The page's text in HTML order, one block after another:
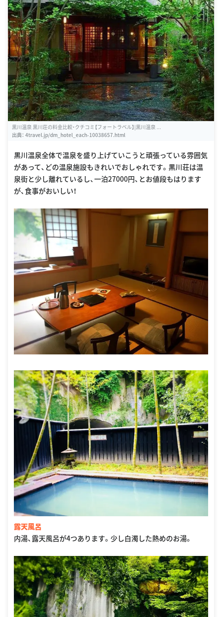
黒川温泉 黒川荘の料金比較・クチコミ【フォートラベル】|黒川温泉 ...
出典： 4travel.jp/dm_hotel_each-10038657.html
黒川温泉全体で温泉を盛り上げていこうと頑張っている雰囲気
があって、どの温泉施設もきれいでおしゃれです。黒川荘は温
泉街と少し離れているし、一泊27000円、とお値段もはります
が、食事がおいしい！
露天風呂
内湯、露天風呂が4つあります。少し白濁した熱めのお湯。